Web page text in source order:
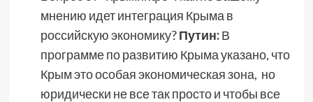
мнению идет интеграция Крыма в
российскую экономику?Путин:В
программе по развитию Крыма указано, что
Крым это особая экономическая зона, но
юридически не все так просто и чтобы все